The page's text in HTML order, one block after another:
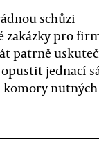
schůzi
zakázky pro
patrně
jednací
komory nutných